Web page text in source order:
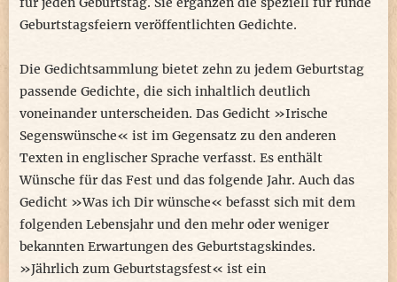
dem es ja vor Zeiten gelang,
selbst Felsen zum Weinen zu bringen,
Legenden, sie sprechen heut Bände,
Und Reinhard ist heut schon Legende,
doch eine Legende, die lebt!
Herzlichen Glückwunsch,
lieber Reinhard,
Geburtstagsfeiern veröffentlichten Gedichte.
Die Gedichtsammlung bietet zehn zu jedem Geburtstag
passende Gedichte, die sich inhaltlich deutlich
voneinander unterscheiden. Das Gedicht »Irische
Segenswünsche« ist im Gegensatz zu den anderen
Texten in englischer Sprache verfasst. Es enthält
Wünsche für das Fest und das folgende Jahr. Auch das
Gedicht »Was ich Dir wünsche« befasst sich mit dem
folgenden Lebensjahr und den mehr oder weniger
bekannten Erwartungen des Geburtstagskindes.
»Jährlich zum Geburtstagsfest« ist ein